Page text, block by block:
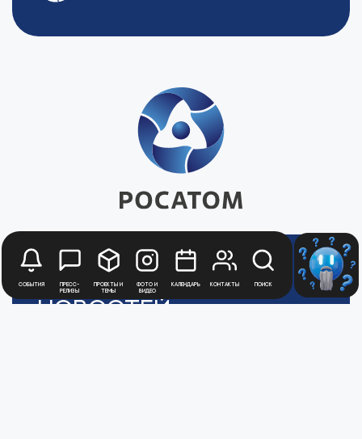
События
Пресс-
релизы
Проекты и
темы
Фото и
видео
Календарь Контакты Поиск
Будьте в курсе
новостей